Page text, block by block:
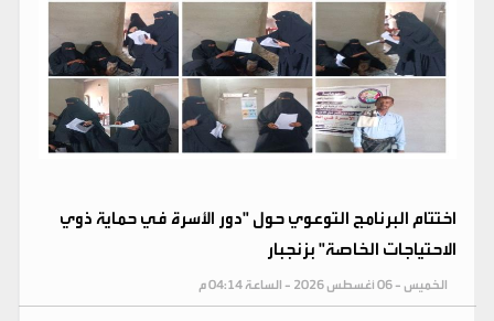
اختتام البرنامج التوعوي حول "دور الأسرة في حماية ذوي
الاحتياجات الخاصة" بزنجبار
الخميس - 06 أغسطس 2026 - الساعة 04:14 م